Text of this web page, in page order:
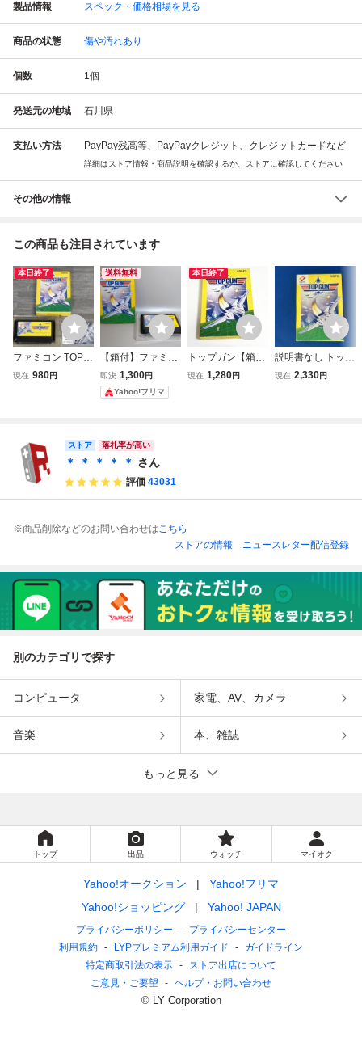
製品情報 スペック・価格相場を見る
商品の状態 傷や汚れあり
個数 1個
発送元の地域 石川県
支払い方法 PayPay残高等、PayPayクレジット、クレジットカードなど
詳細はストア情報・商品説明を確認するか、ストアに確認してください
その他の情報
この商品も注目されています
本日終了
ファミコン TOP G
UN トップガン 外
現在 980円
送料無料
【箱付】ファミコ
ン トップガン
即決 1,300円
Yahoo!フリマ
本日終了
トップガン【箱・
説明書付き・動作
現在 1,280円
説明書なし トップ
ガン
現在 2,330円
ストア 落札率が高い
＊ ＊ ＊ ＊ ＊ さん
評価 43031
※商品削除などのお問い合わせはこちら
ストアの情報
ニュースレター配信登録
別のカテゴリで探す
コンピュータ 家電、AV、カメラ
音楽 本、雑誌
もっと見る
トップ 出品 ウォッチ マイオク
Yahoo!オークション
Yahoo!フリマ
Yahoo!ショッピング
Yahoo! JAPAN
プライバシーポリシー
プライバシーセンター
利用規約
LYPプレミアム利用ガイド
ガイドライン
特定商取引法の表示
ストア出店について
ご意見・ご要望
ヘルプ・お問い合わせ
© LY Corporation